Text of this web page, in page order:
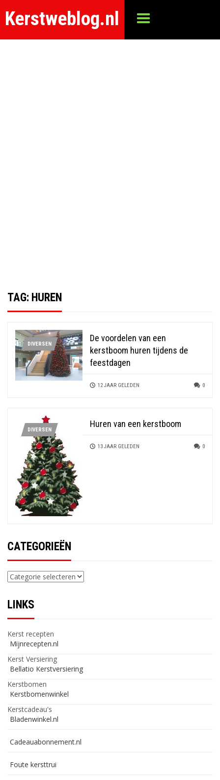
Kerstweblog.nl
TAG: HUREN
DIVERSEN
De voordelen van een
kerstboom huren tijdens de
feestdagen
12 JAAR GELEDEN 0
DIVERSEN
Huren van een kerstboom
13 JAAR GELEDEN 0
CATEGORIEËN
Categorieën
LINKS
Kerst recepten
Mijnrecepten.nl
Kerst Versiering
Bellatio Kerstversiering
Kerstbomen
Kerstbomenwinkel
Kerstcadeau's
Bladenwinkel.nl
Cadeauabonnement.nl
Foute kersttrui